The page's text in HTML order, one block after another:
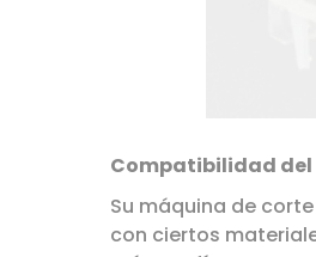
Compatibilidad
Su máquina de
con ciertos